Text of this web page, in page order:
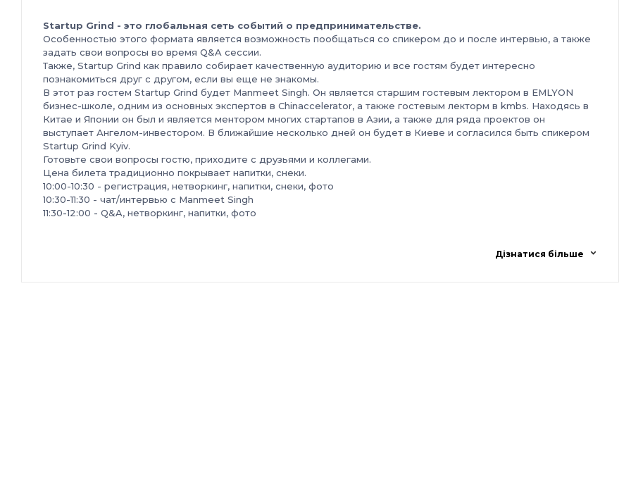
Startup Grind - это глобальная сеть событий о предпринимательстве.
Особенностью этого формата является возможность пообщаться со спикером до и после интервью, а также
задать свои вопросы во время Q&A сессии.
Также, Startup Grind как правило собирает качественную аудиторию и все гостям будет интересно
познакомиться друг с другом, если вы еще не знакомы.
В этот раз гостем Startup Grind будет Manmeet Singh. Он является старшим гостевым лектором в EMLYON
бизнес-школе, одним из основных экспертов в Chinaccelerator, а также гостевым лекторм в kmbs. Находясь в
Китае и Японии он был и является ментором многих стартапов в Азии, а также для ряда проектов он
выступает Ангелом-инвестором. В ближайшие несколько дней он будет в Киеве и согласился быть спикером
Startup Grind Kyiv.
Готовьте свои вопросы гостю, приходите с друзьями и коллегами.
Цена билета традиционно покрывает напитки, снеки.
10:00-10:30 - регистрация, нетворкинг, напитки, снеки, фото
10:30-11:30 - чат/интервью с Manmeet Singh
11:30-12:00 - Q&A, нетворкинг, напитки, фото
Дізнатися більше